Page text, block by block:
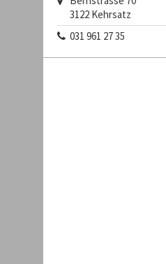
3122 Kehrsatz
031 961 27 35